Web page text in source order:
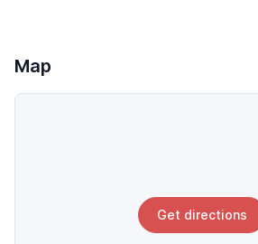
Map
Get directions